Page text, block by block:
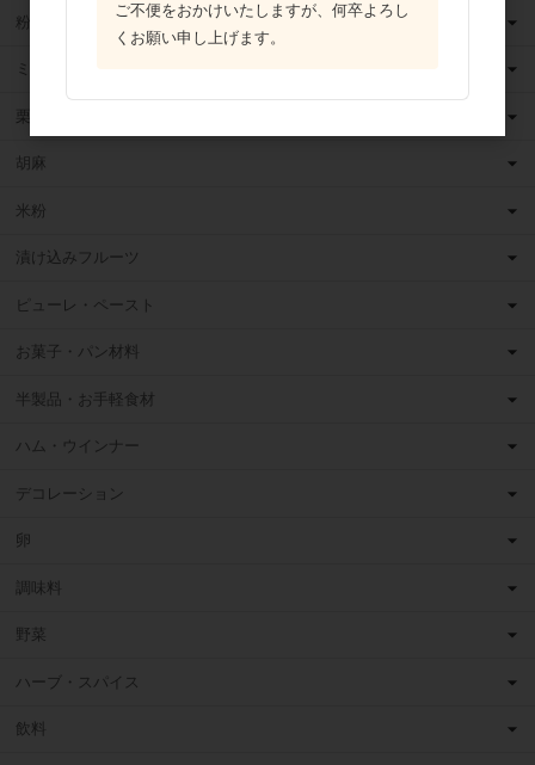
粉 乳
ミックス粉
栗・芋・かぼちゃ
胡麻
米粉
漬け込みフルーツ
ピューレ・ペースト
お菓子・パン材料
半製品・お手軽食材
ハム・ウインナー
デコレーション
卵
調味料
野菜
ハーブ・スパイス
飲料
ご不便をおかけいたしますが、何卒よろし
くお願い申し上げます。